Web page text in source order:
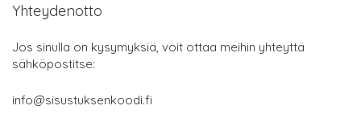
Yhteydenotto
Jos sinulla on kysymyksiä, voit ottaa meihin yhteyttä
sähköpostitse:
info@sisustuksenkoodi.fi